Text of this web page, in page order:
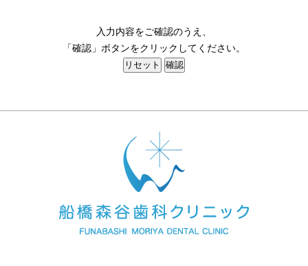
入力内容をご確認のうえ、
「確認」ボタンをクリックしてください。